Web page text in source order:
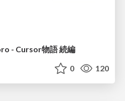
- Cursor物語 続編
0 120